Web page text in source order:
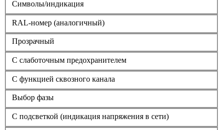
Символы/индикация
RAL-номер (аналогичный)
Прозрачный
С слаботочным предохранителем
С функцией сквозного канала
Выбор фазы
С подсветкой (индикация напряжения в сети)